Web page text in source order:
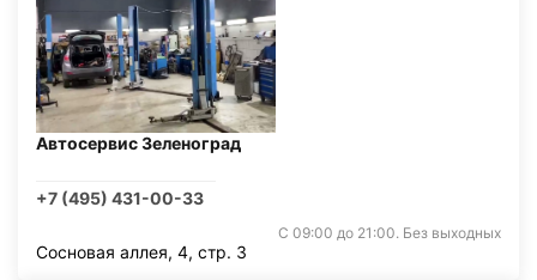
Автосервис Зеленоград
+7 (495) 431-00-33
С 09:00 до 21:00. Без выходных
Сосновая аллея, 4, стр. 3